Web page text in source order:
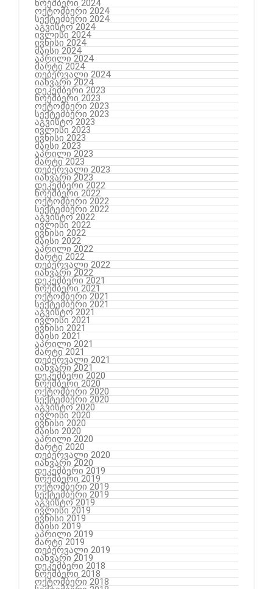
ნოემბერი 2024
ოქტომბერი 2024
სექტემბერი 2024
აგვისტო 2024
ივლისი 2024
ივნისი 2024
მაისი 2024
აპრილი 2024
მარტი 2024
თებერვალი 2024
იანვარი 2024
დეკემბერი 2023
ნოემბერი 2023
ოქტომბერი 2023
სექტემბერი 2023
აგვისტო 2023
ივლისი 2023
ივნისი 2023
მაისი 2023
აპრილი 2023
მარტი 2023
თებერვალი 2023
იანვარი 2023
დეკემბერი 2022
ნოემბერი 2022
ოქტომბერი 2022
სექტემბერი 2022
აგვისტო 2022
ივლისი 2022
ივნისი 2022
მაისი 2022
აპრილი 2022
მარტი 2022
თებერვალი 2022
იანვარი 2022
დეკემბერი 2021
ნოემბერი 2021
ოქტომბერი 2021
სექტემბერი 2021
აგვისტო 2021
ივლისი 2021
ივნისი 2021
მაისი 2021
აპრილი 2021
მარტი 2021
თებერვალი 2021
იანვარი 2021
დეკემბერი 2020
ნოემბერი 2020
ოქტომბერი 2020
სექტემბერი 2020
აგვისტო 2020
ივლისი 2020
ივნისი 2020
მაისი 2020
აპრილი 2020
მარტი 2020
თებერვალი 2020
იანვარი 2020
დეკემბერი 2019
ნოემბერი 2019
ოქტომბერი 2019
სექტემბერი 2019
აგვისტო 2019
ივლისი 2019
ივნისი 2019
მაისი 2019
აპრილი 2019
მარტი 2019
თებერვალი 2019
იანვარი 2019
დეკემბერი 2018
ნოემბერი 2018
ოქტომბერი 2018